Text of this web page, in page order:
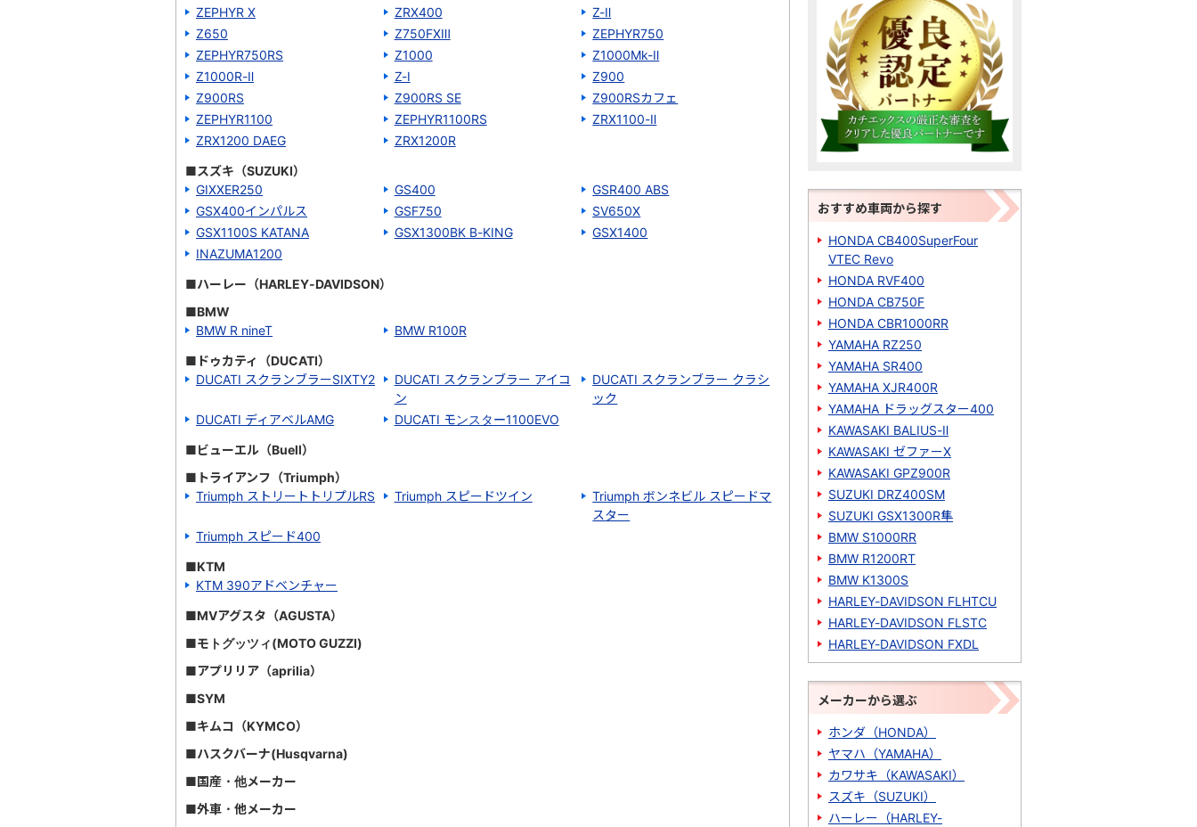
ZEPHYR Χ
ZRX400
Z-Ⅱ
Z650
Z750FXⅢ
ZEPHYR750
ZEPHYR750RS
Z1000
Z1000Mk-Ⅱ
Z1000R-Ⅱ
Z-Ⅰ
Z900
Z900RS
Z900RS SE
Z900RSカフェ
ZEPHYR1100
ZEPHYR1100RS
ZRX1100-Ⅱ
ZRX1200 DAEG
ZRX1200R
■スズキ（SUZUKI）
GIXXER250
GS400
GSR400 ABS
GSX400インパルス
GSF750
SV650X
GSX1100S KATANA
GSX1300BK B-KING
GSX1400
INAZUMA1200
■ハーレー（HARLEY-DAVIDSON）
■BMW
BMW R nineT
BMW R100R
■ドゥカティ（DUCATI）
DUCATI スクランブラーSIXTY2
DUCATI スクランブラー アイコ
ン
DUCATI スクランブラー クラシ
ック
DUCATI ディアベルAMG
DUCATI モンスター1100EVO
■ビューエル（Buell）
■トライアンフ（Triumph）
Triumph ストリートトリプルRS
Triumph スピードツイン
Triumph ボンネビル スピードマ
スター
Triumph スピード400
■KTM
KTM 390アドベンチャー
■MVアグスタ（AGUSTA）
■モトグッツィ(MOTO GUZZI)
■アプリリア（aprilia）
■SYM
■キムコ（KYMCO）
■ハスクバーナ(Husqvarna)
■国産・他メーカー
■外車・他メーカー
おすすめ車両から探す
HONDA CB400SuperFour
VTEC Revo
HONDA RVF400
HONDA CB750F
HONDA CBR1000RR
YAMAHA RZ250
YAMAHA SR400
YAMAHA XJR400R
YAMAHA ドラッグスター400
KAWASAKI BALIUS-Ⅱ
KAWASAKI ゼファーΧ
KAWASAKI GPZ900R
SUZUKI DRZ400SM
SUZUKI GSX1300R隼
BMW S1000RR
BMW R1200RT
BMW K1300S
HARLEY-DAVIDSON FLHTCU
HARLEY-DAVIDSON FLSTC
HARLEY-DAVIDSON FXDL
メーカーから選ぶ
ホンダ（HONDA）
ヤマハ（YAMAHA）
カワサキ（KAWASAKI）
スズキ（SUZUKI）
ハーレー（HARLEY-